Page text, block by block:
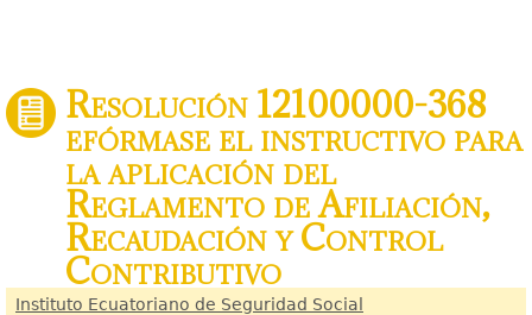
Resolución 12100000-368
efórmase el instructivo para
la aplicación del
Reglamento de Afiliación,
Recaudación y Control
Contributivo
Instituto Ecuatoriano de Seguridad Social